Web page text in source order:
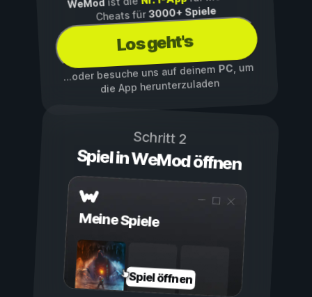
WeMod
Cheats für3000+ Spiele
Los geht's
...oder besuche uns auf deinemPC, um
die App herunterzuladen
Schritt 2
Spiel in WeMod öffnen
Meine Spiele
Spiel öffnen